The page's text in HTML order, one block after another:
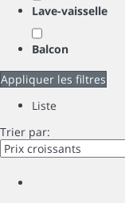
Lave-vaisselle
Balcon
Appliquer les filtres
Liste
Trier par: